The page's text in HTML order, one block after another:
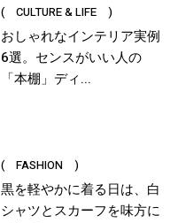
( CULTURE & LIFE )
おしゃれなインテリア実例
6選。センスがいい人の
「本棚」ディ...
( FASHION )
黒を軽やかに着る日は、白
シャツとスカーフを味方に